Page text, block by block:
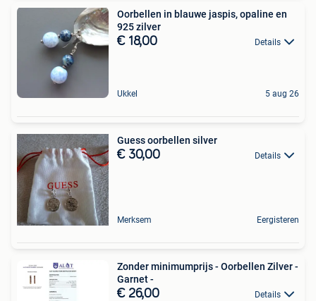
Oorbellen in blauwe jaspis, opaline en
925 zilver
€ 18,00 Details
Ukkel 5 aug 26
Guess oorbellen silver
€ 30,00 Details
Merksem Eergisteren
Zonder minimumprijs - Oorbellen Zilver -
Garnet -
€ 26,00 Details